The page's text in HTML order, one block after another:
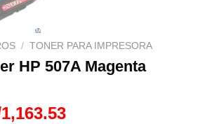
/ TONER PARA IMPRESORA
HP 507A Magenta
1,163.53El